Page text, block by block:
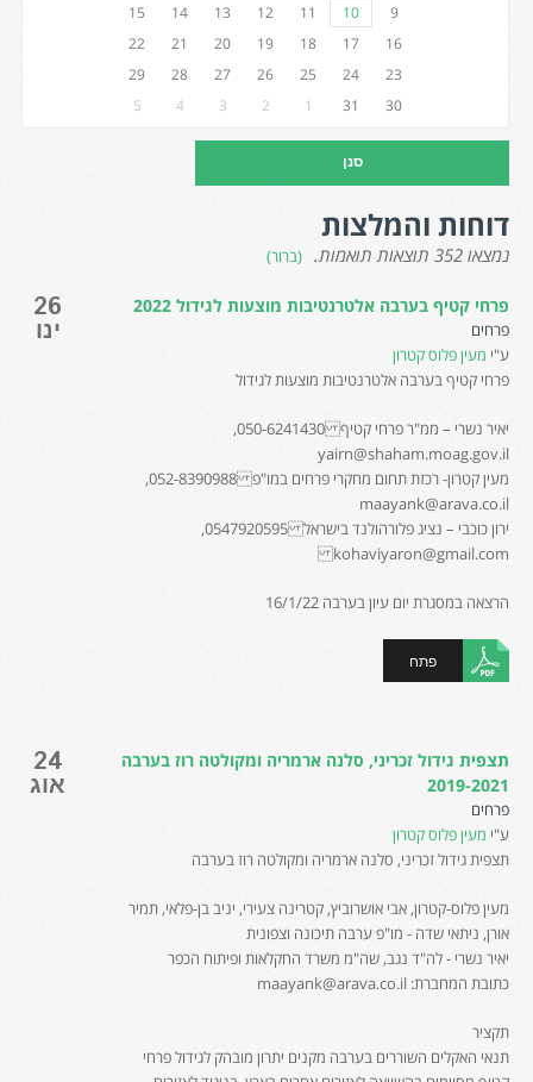
9
10
11
12
13
14
15
16
17
18
19
20
21
22
23
24
25
26
27
28
29
30
31
1
2
3
4
5
דוחות והמלצות
נמצאו 352 תוצאות תואמות. (ברור)
26
ינו
פרחי קטיף בערבה אלטרנטיבות מוצעות לגידול 2022
פרחים
ע"י מעין פלוס קטרון
פרחי קטיף בערבה אלטרנטיבות מוצעות לגידול
יאיר נשרי – ממ"ר פרחי קטיף 050-6241430,
yairn@shaham.moag.gov.il
מעין קטרון- רכזת תחום מחקרי פרחים במו"פ 052-8390988,
maayank@arava.co.il
ירון כוכבי – נציג פלורהולנד בישראל 0547920595,
kohaviyaron@gmail.com
הרצאה במסגרת יום עיון בערבה 16/1/22
פתח
24
אוג
תצפית גידול זכריני, סלנה ארמריה ומקולטה רוז בערבה
2019-2021
פרחים
ע"י מעין פלוס קטרון
תצפית גידול זכריני, סלנה ארמריה ומקולטה רוז בערבה
מעין פלוס-קטרון, אבי אושרוביץ, קטרינה צעירי, יניב בן-פלאי, תמיר
אורן, ניתאי שדה - מו"פ ערבה תיכונה וצפונית
יאיר נשרי - לה"ד נגב, שה"מ משרד החקלאות ופיתוח הכפר
כתובת המחברת: maayank@arava.co.il
תקציר
תנאי האקלים השוררים בערבה מקנים יתרון מובהק לגידול פרחי